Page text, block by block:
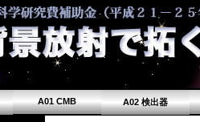
A01 CMB A02 検出器